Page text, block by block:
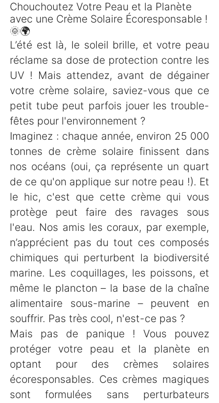
Chouchoutez Votre Peau et la Planète
avec une Crème Solaire Écoresponsable !
🌞🌍
L’été est là, le soleil brille, et votre peau
réclame sa dose de protection contre les
UV ! Mais attendez, avant de dégainer
votre crème solaire, saviez-vous que ce
petit tube peut parfois jouer les trouble-
fêtes pour l'environnement ?
Imaginez : chaque année, environ 25 000
tonnes de crème solaire finissent dans
nos océans (oui, ça représente un quart
de ce qu'on applique sur notre peau !). Et
le hic, c'est que cette crème qui vous
protège peut faire des ravages sous
l'eau. Nos amis les coraux, par exemple,
n’apprécient pas du tout ces composés
chimiques qui perturbent la biodiversité
marine. Les coquillages, les poissons, et
même le plancton – la base de la chaîne
alimentaire sous-marine – peuvent en
souffrir. Pas très cool, n'est-ce pas ?
Mais pas de panique ! Vous pouvez
protéger votre peau et la planète en
optant pour des crèmes solaires
écoresponsables. Ces crèmes magiques
sont formulées sans perturbateurs